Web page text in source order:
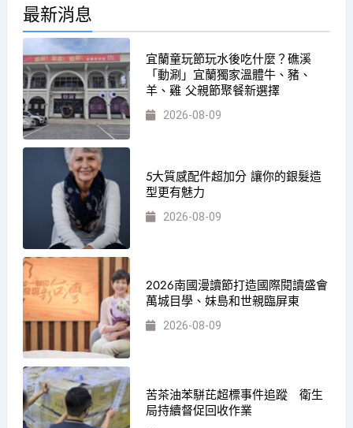
最新消息
宜蘭童玩節玩水後吃什麼？礁溪
「動涮」宜蘭獨家溫體牛、豬、
羊、雞 父親節聚餐新選擇
2026-08-09
5大質感配件超加分 讓你的銀髮造
型更有魅力
2026-08-09
2026南國漫讀節打造國際閱讀盛會
萬城目學、妹島和世親臨屏東
2026-08-09
苦茶油苯駢芘超標事件追蹤 衛生
局持續督促回收作業